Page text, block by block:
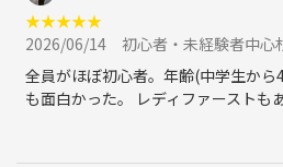
★★★★★
2026/06/14
初心者・未経験者中心杉並区でチー
全員がほぼ初心者。年齢(中学生か
も面白かった。 レディファーストも